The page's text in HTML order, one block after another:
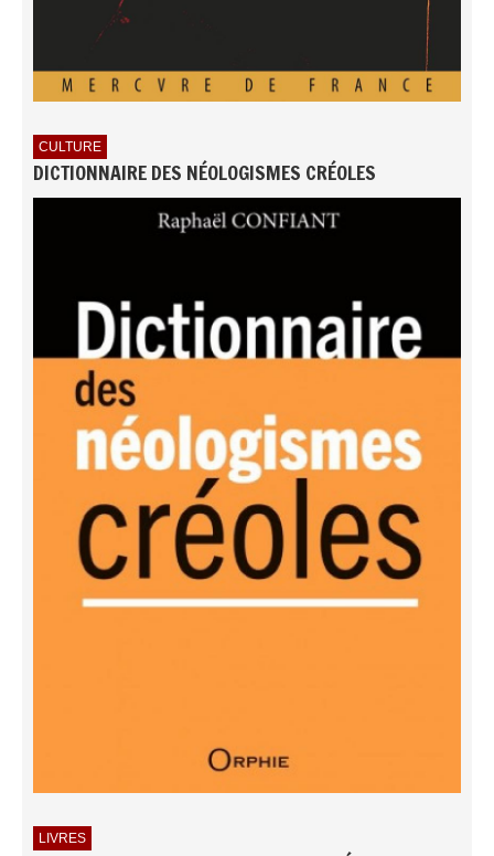
CULTURE
DICTIONNAIRE DES NÉOLOGISMES CRÉOLES
LIVRES